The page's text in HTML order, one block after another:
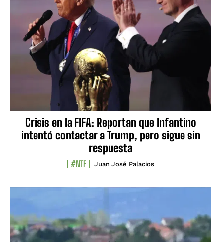
Crisis en la FIFA: Reportan que Infantino
intentó contactar a Trump, pero sigue sin
respuesta
#NTF Juan José Palacios